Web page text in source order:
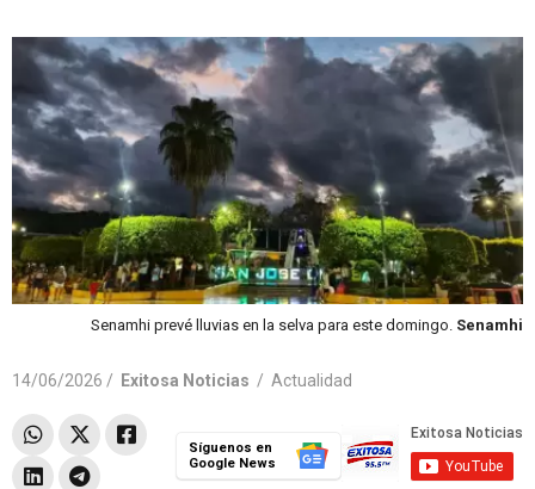
Senamhi prevé lluvias en la selva para este domingo. Senamhi
14/06/2026 / Exitosa Noticias / Actualidad
Síguenos en
Google News